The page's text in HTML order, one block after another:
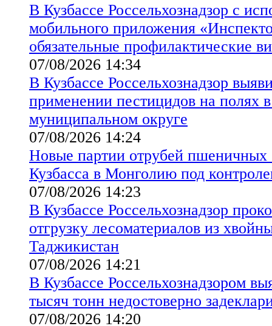
В Кузбассе Россельхознадзор с
мобильного приложения
обязательные профилактические
07/08/2026 14:34
В Кузбассе Россельхознадзор
применении пестицидов на полях
муниципальном округе
07/08/2026 14:24
Новые партии отрубей пшеничных
Кузбасса в Монголию под
07/08/2026 14:23
В Кузбассе Россельхознадзор
отгрузку лесоматериалов из
Таджикистан
07/08/2026 14:21
В Кузбассе Россельхознадзором
тысяч тонн недостоверно
07/08/2026 14:20